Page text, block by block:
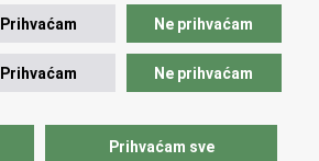
Prihvaćam Ne prihvaćam
Prihvaćam Ne prihvaćam
Prihvaćam sve